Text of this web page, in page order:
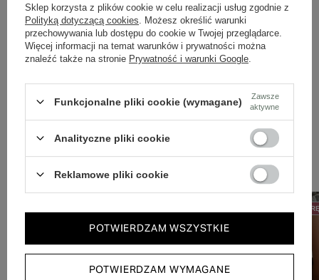
Zobacz również
50% NA DRUGĄ
Sklep korzysta z plików cookie w celu realizacji usług zgodnie z
Polityką dotyczącą cookies . Możesz określić warunki
przechowywania lub dostępu do cookie w Twojej przeglądarce.
Więcej informacji na temat warunków i prywatności można
znaleźć także na stronie Prywatność i warunki Google
Funkcjonalne pliki cookie (wymagane)
Zawsze
aktywne
Analityczne pliki cookie
Reklamowe pliki cookie
POTWIERDZAM WYMAGANE
POTWIERDZAM WSZYSTKIE